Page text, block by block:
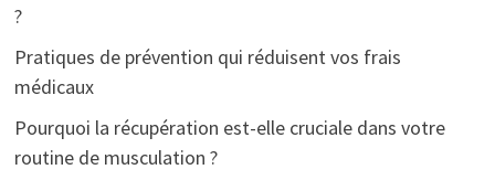
?
Pratiques de prévention qui réduisent vos frais
médicaux
Pourquoi la récupération est-elle cruciale dans votre
routine de musculation ?